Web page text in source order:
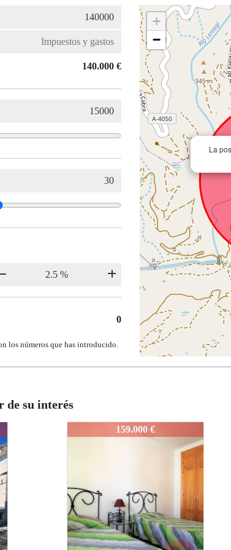
140.000 €
0
los números que has introducido.
La
+
−
de su interés
117.000 €